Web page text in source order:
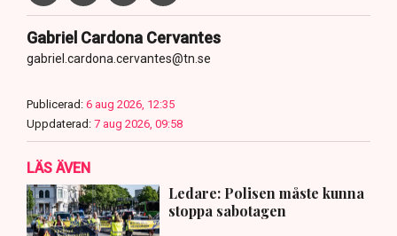
Gabriel Cardona Cervantes
gabriel.cardona.cervantes@tn.se
Publicerad: 6 aug 2026, 12:35
Uppdaterad: 7 aug 2026, 09:58
LÄS ÄVEN
Ledare: Polisen måste kunna
stoppa sabotagen